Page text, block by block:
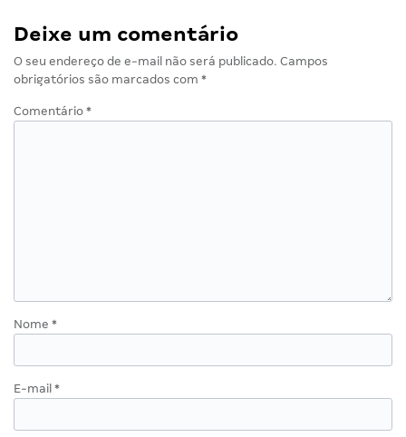
Deixe um comentário
O seu endereço de e-mail não será publicado. Campos
obrigatórios são marcados com *
Comentário *
Nome *
E-mail *